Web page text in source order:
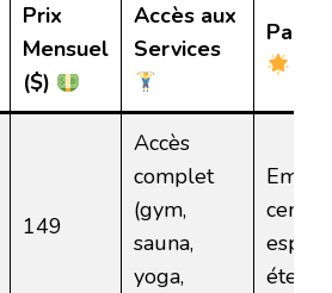
Prix
Mensuel
($)
Accès aux
Services
149
Accès
complet
(gym,
sauna,
yoga,